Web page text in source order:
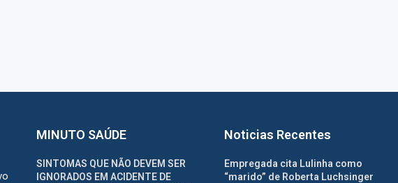
MINUTO SAÚDE
SINTOMAS QUE NÃO DEVEM SER
IGNORADOS EM ACIDENTE DE
Noticias Recentes
Empregada cita Lulinha como
“marido” de Roberta Luchsinger